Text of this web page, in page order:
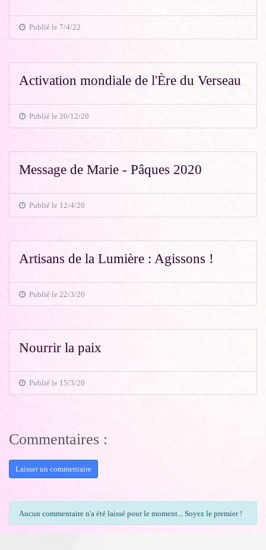
Publié le 7/4/22
Activation mondiale de l'Ère du Verseau
Publié le 20/12/20
Message de Marie - Pâques 2020
Publié le 12/4/20
Artisans de la Lumière : Agissons !
Publié le 22/3/20
Nourrir la paix
Publié le 15/3/20
Commentaires :
Laisser un commentaire
Aucun commentaire n'a été laissé pour le moment... Soyez le premier !